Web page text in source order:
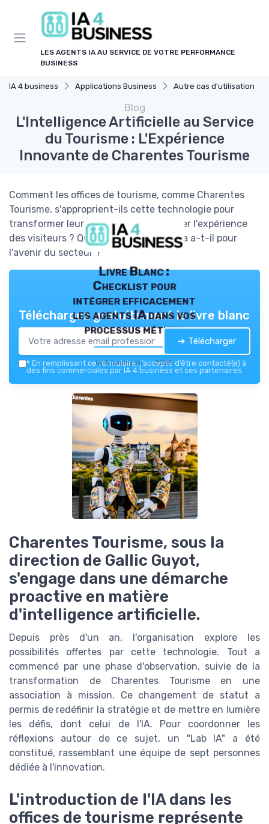
LES AGENTS IA AU SERVICE DE VOTRE PERFORMANCE
BUSINESS
IA 4 business Applications Business Autre cas d'utilisation
Blog
L'Intelligence Artificielle au Service
du Tourisme : L'Expérience
Innovante de Charentes Tourisme
Comment les offices de tourisme, comme Charentes
Tourisme, s'approprient-ils cette technologie pour
transformer leurs pratiques et améliorer l'expérience
des visiteurs ? Quelles implications cela a-t-il pour
l'avenir du secteur ?
Livre Blanc :
Checklist pour
intégrer efficacement
les agents IA dans vos
processus métiers
IA 4 business — 2026
Téléchargez gratuitement le livre blanc
➔ Télécharger
* En remplissant ce formulaire, j’accepte d’être contacté(e) à
des fins commerciales par IA 4 business et ses partenaires.
Charentes Tourisme, sous la
direction de Gallic Guyot,
s'engage dans une démarche
proactive en matière
d'intelligence artificielle.
Depuis près d'un an, l'organisation explore les
possibilités offertes par cette technologie. Tout a
commencé par une phase d'observation, suivie de la
transformation de Charentes Tourisme en une
association à mission. Ce changement de statut a
permis de redéfinir la stratégie et de mettre en lumière
les défis, dont celui de l'IA. Pour coordonner les
réflexions autour de ce sujet, un "Lab IA" a été
constitué, rassemblant une équipe de sept personnes
dédiée à l'innovation.
L'introduction de l'IA dans les
offices de tourisme représente